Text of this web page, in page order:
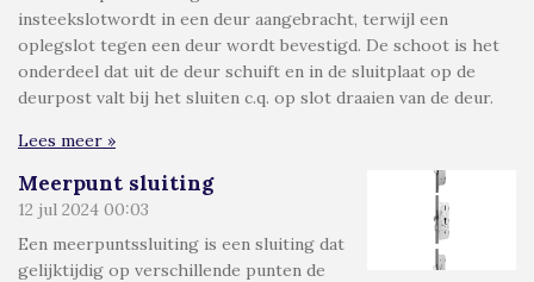
insteekslotwordt in een deur aangebracht, terwijl een
oplegslot tegen een deur wordt bevestigd. De schoot is het
onderdeel dat uit de deur schuift en in de sluitplaat op de
deurpost valt bij het sluiten c.q. op slot draaien van de deur.
Lees meer »
Meerpunt sluiting
12 jul 2024 00:03
Een meerpuntssluiting is een sluiting dat
gelijktijdig op verschillende punten de